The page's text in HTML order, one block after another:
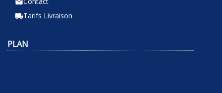
email
local_shippingTarifs Livraison
PLAN